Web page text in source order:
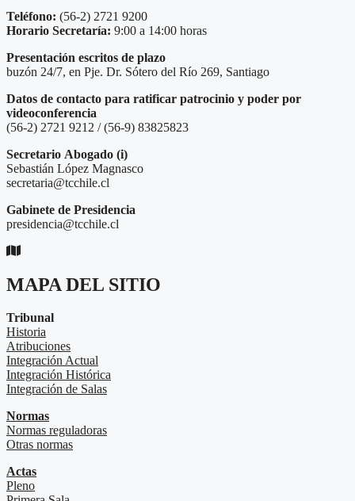
Teléfono: (56-2) 2721 9200
Horario Secretaría: 9:00 a 14:00 horas
Presentación escritos de plazo
buzón 24/7, en Pje. Dr. Sótero del Río 269, Santiago
Datos de contacto para ratificar patrocinio y poder por
videoconferencia
(56-2) 2721 9212 / (56-9) 83825823
Secretario Abogado (i)
Sebastián López Magnasco
secretaria@tcchile.cl
Gabinete de Presidencia
presidencia@tcchile.cl
MAPA DEL SITIO
Tribunal
Historia
Atribuciones
Integración Actual
Integración Histórica
Integración de Salas
Normas
Normas reguladoras
Otras normas
Actas
Pleno